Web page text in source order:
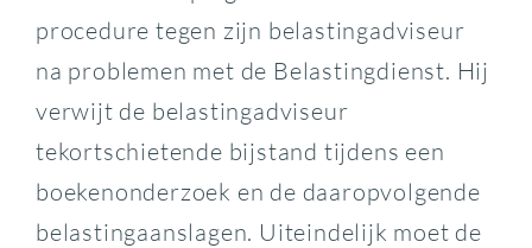
procedure tegen zijn belastingadviseur
na problemen met de Belastingdienst. Hij
verwijt de belastingadviseur
tekortschietende bijstand tijdens een
boekenonderzoek en de daaropvolgende
belastingaanslagen. Uiteindelijk moet de